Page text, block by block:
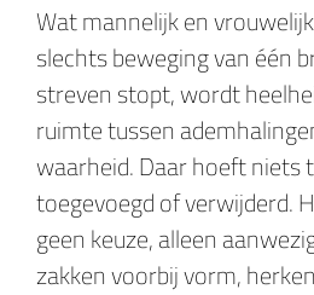
Wat mannelijk en
slechts beweging van één
streven stopt, wordt
ruimte tussen
waarheid. Daar hoeft niets
toegevoegd of verwijderd.
geen keuze, alleen
zakken voorbij vorm,